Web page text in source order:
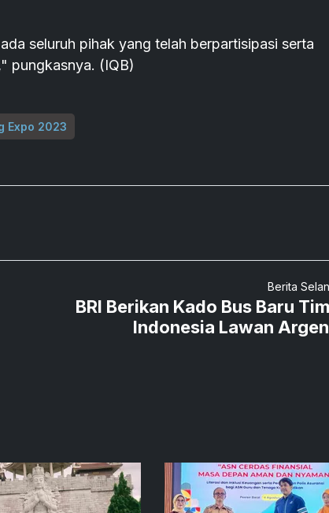
seluruh pihak yang telah berpartisipasi serta
pungkasnya. (IQB)
Expo 2023
Berita
BRI Berikan Kado Bus Baru
Indonesia Lawan